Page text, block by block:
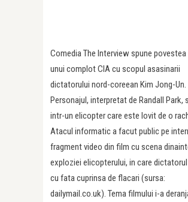
Comedia The Interview spune
unui complot CIA cu scopul asasinarii
dictatorului nord-coreean Kim Jong-Un.
Personajul, interpretat de Randall Park,
intr-un elicopter care este lovit de o
Atacul informatic a facut public pe
fragment video din film cu scena
exploziei elicopterului, in care dictatorul
cu fata cuprinsa de flacari (sursa:
dailymail.co.uk). Tema filmului i-a